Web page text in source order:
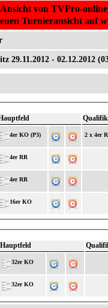
von TVPro-
Turnieransicht auf
29.11.2012 - 02.12.2012
4er KO (P3) 2 x 4er
4er RR
4er RR
16er KO
Hauptfeld
32er KO
32er KO